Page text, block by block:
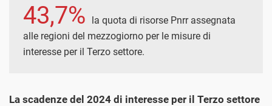
43,7%
la quota di risorse Pnrr assegnata
alle regioni del mezzogiorno per le misure di
interesse per il Terzo settore.
La scadenze del 2024 di interesse per il Terzo settore